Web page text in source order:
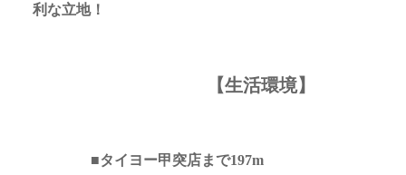
利な立地！
【生活環境】
■タイヨー甲突店まで197m